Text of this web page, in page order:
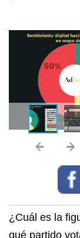
¿Cuál es la
qué partido